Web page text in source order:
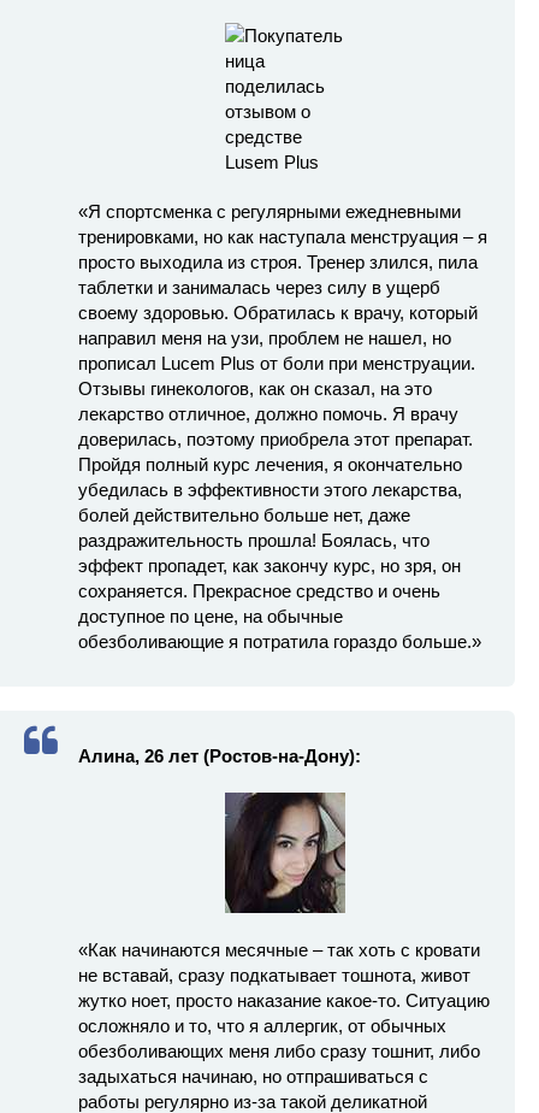
«Я спортсменка с регулярными ежедневными
тренировками, но как наступала менструация – я
просто выходила из строя. Тренер злился, пила
таблетки и занималась через силу в ущерб
своему здоровью. Обратилась к врачу, который
направил меня на узи, проблем не нашел, но
прописал Lucem Plus от боли при менструации.
Отзывы гинекологов, как он сказал, на это
лекарство отличное, должно помочь. Я врачу
доверилась, поэтому приобрела этот препарат.
Пройдя полный курс лечения, я окончательно
убедилась в эффективности этого лекарства,
болей действительно больше нет, даже
раздражительность прошла! Боялась, что
эффект пропадет, как закончу курс, но зря, он
сохраняется. Прекрасное средство и очень
доступное по цене, на обычные
обезболивающие я потратила гораздо больше.»
Алина, 26 лет (Ростов-на-Дону):
«Как начинаются месячные – так хоть с кровати
не вставай, сразу подкатывает тошнота, живот
жутко ноет, просто наказание какое-то. Ситуацию
осложняло и то, что я аллергик, от обычных
обезболивающих меня либо сразу тошнит, либо
задыхаться начинаю, но отпрашиваться с
работы регулярно из-за такой деликатной